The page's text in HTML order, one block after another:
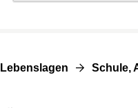
Schule,